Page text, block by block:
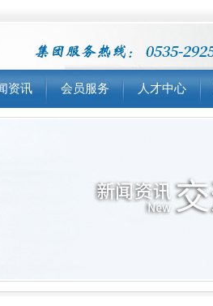
资讯 会员服务 人才中心